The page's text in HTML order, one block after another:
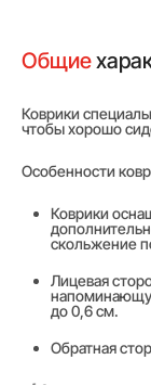
Общие
Коврики
чтобы хорошо
Особенности
Коврики
скольжение
Лицевая
до 0,6 см.
Обратная